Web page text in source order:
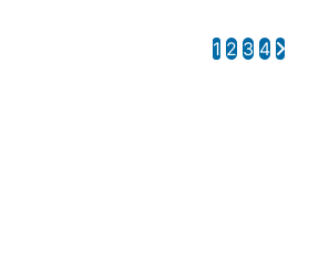
1 2 3 4